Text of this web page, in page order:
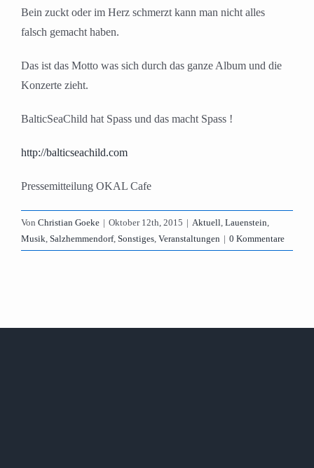
Bein zuckt oder im Herz schmerzt kann man nicht alles
falsch gemacht haben.
Das ist das Motto was sich durch das ganze Album und die
Konzerte zieht.
BalticSeaChild hat Spass und das macht Spass !
http://balticseachild.com
Pressemitteilung OKAL Cafe
Von Christian Goeke | Oktober 12th, 2015 | Aktuell, Lauenstein,
Musik, Salzhemmendorf, Sonstiges, Veranstaltungen | 0 Kommentare